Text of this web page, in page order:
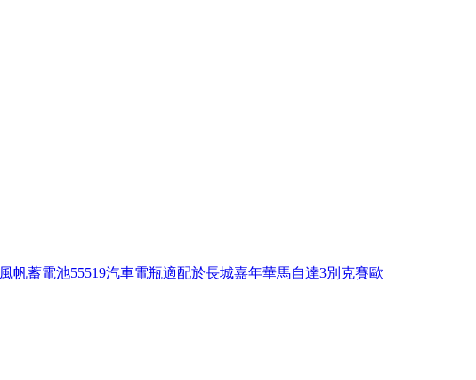
風帆蓄電池55519汽車電瓶適配於長城嘉年華馬自達3別克賽歐